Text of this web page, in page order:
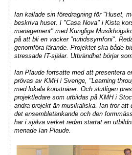
Ian kallade sin föredragning för "Huset,
beskriva huset. I "Casa Nova" i Kista
management" med Kungliga
på att bli en vacker "nutidssymfoni".
genomföra lärande. Projektet ska både
stressade IT-själar. Utbrändhet börjar
Ian Plaude fortsatte med att presentera
prövas av KMH i Sverige, "Learning
med lokala konstnärer. Och slutligen
projektledare som utbildas på KMH i
andra projekt än musikaliska. Ian tror
det ensembletänkande och den
har i själva verket redan startat en
menade Ian Plaude.